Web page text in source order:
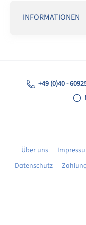
INFORMATIONEN
+49 (0)40 -
Über uns
Datenschutz